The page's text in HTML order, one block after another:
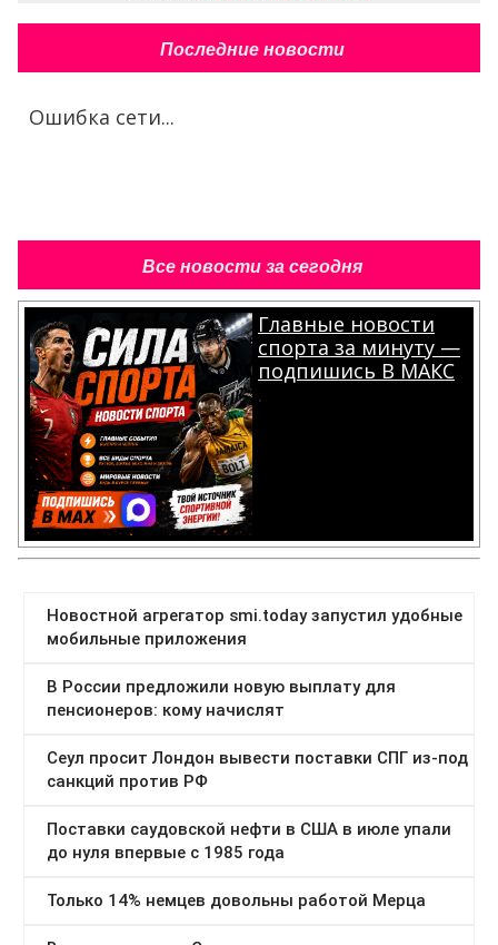
Последние новости
Ошибка сети...
Все новости за сегодня
Главные новости
спорта за минуту —
подпишись В МАКС
.